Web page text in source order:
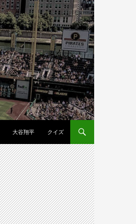
大谷翔平 クイズ